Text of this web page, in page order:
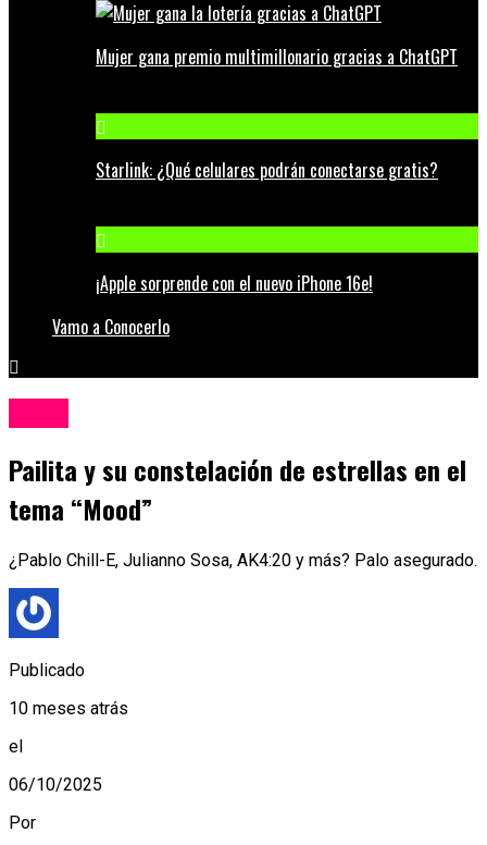
Mujer gana premio multimillonario gracias a ChatGPT
Starlink: ¿Qué celulares podrán conectarse gratis?
¡Apple sorprende con el nuevo iPhone 16e!
Vamo a Conocerlo
Pailita y su constelación de estrellas en el
tema “Mood”
¿Pablo Chill-E, Julianno Sosa, AK4:20 y más? Palo asegurado.
Publicado
10 meses atrás
el
06/10/2025
Por